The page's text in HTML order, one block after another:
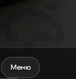
Меню